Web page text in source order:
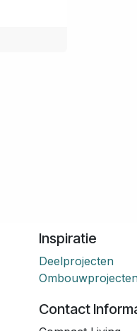
Inspiratie
Deelprojecten
Contact